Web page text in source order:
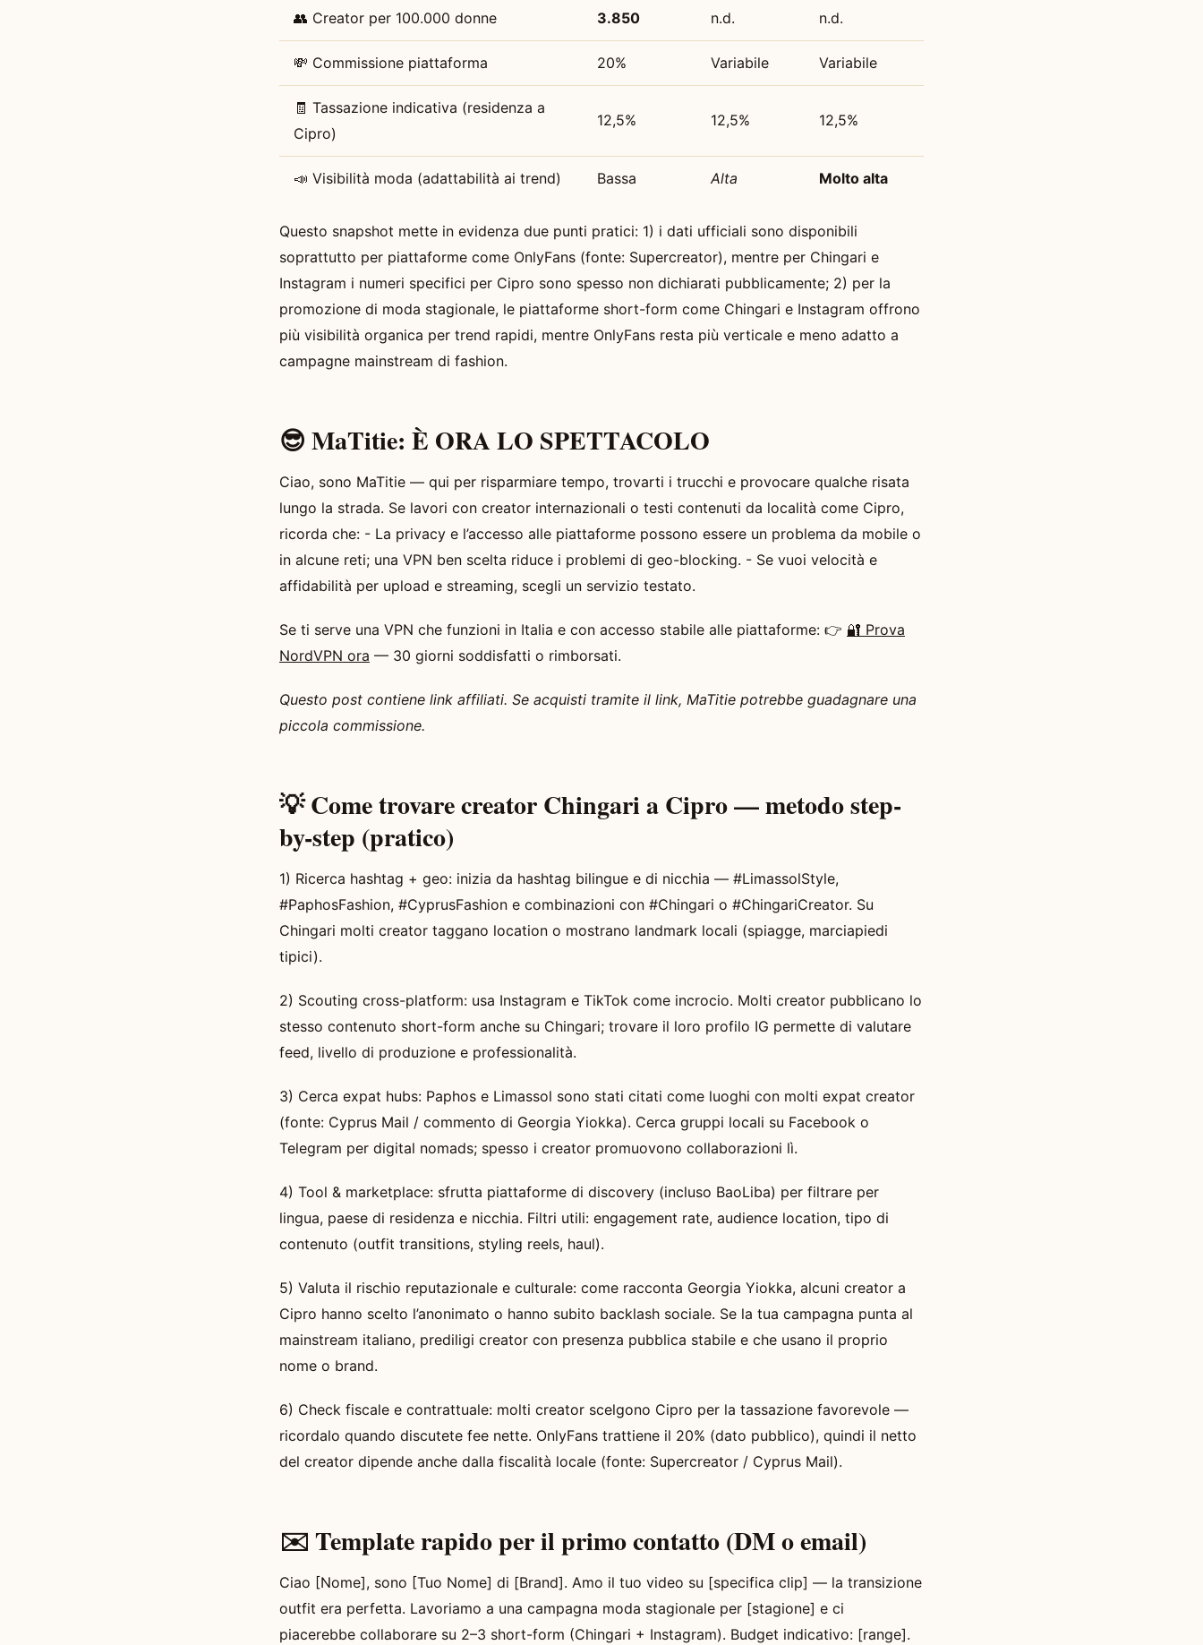
👥 Creator per 100.000 donne 3.850 n.d. n.d.
💸 Commissione piattaforma 20% Variabile Variabile
🧾 Tassazione indicativa (residenza a
Cipro)
12,5% 12,5% 12,5%
📣 Visibilità moda (adattabilità ai trend) Bassa Alta Molto alta
Questo snapshot mette in evidenza due punti pratici: 1) i dati ufficiali sono disponibili
soprattutto per piattaforme come OnlyFans (fonte: Supercreator), mentre per Chingari e
Instagram i numeri specifici per Cipro sono spesso non dichiarati pubblicamente; 2) per la
promozione di moda stagionale, le piattaforme short-form come Chingari e Instagram offrono
più visibilità organica per trend rapidi, mentre OnlyFans resta più verticale e meno adatto a
campagne mainstream di fashion.
😎 MaTitie: È ORA LO SPETTACOLO
Ciao, sono MaTitie — qui per risparmiare tempo, trovarti i trucchi e provocare qualche risata
lungo la strada. Se lavori con creator internazionali o testi contenuti da località come Cipro,
ricorda che: - La privacy e l’accesso alle piattaforme possono essere un problema da mobile o
in alcune reti; una VPN ben scelta riduce i problemi di geo-blocking. - Se vuoi velocità e
affidabilità per upload e streaming, scegli un servizio testato.
Se ti serve una VPN che funzioni in Italia e con accesso stabile alle piattaforme: 👉 🔐 Prova
NordVPN ora — 30 giorni soddisfatti o rimborsati.
Questo post contiene link affiliati. Se acquisti tramite il link, MaTitie potrebbe guadagnare una
piccola commissione.
💡 Come trovare creator Chingari a Cipro — metodo step-
by-step (pratico)
1) Ricerca hashtag + geo: inizia da hashtag bilingue e di nicchia — #LimassolStyle,
#PaphosFashion, #CyprusFashion e combinazioni con #Chingari o #ChingariCreator. Su
Chingari molti creator taggano location o mostrano landmark locali (spiagge, marciapiedi
tipici).
2) Scouting cross-platform: usa Instagram e TikTok come incrocio. Molti creator pubblicano lo
stesso contenuto short-form anche su Chingari; trovare il loro profilo IG permette di valutare
feed, livello di produzione e professionalità.
3) Cerca expat hubs: Paphos e Limassol sono stati citati come luoghi con molti expat creator
(fonte: Cyprus Mail / commento di Georgia Yiokka). Cerca gruppi locali su Facebook o
Telegram per digital nomads; spesso i creator promuovono collaborazioni lì.
4) Tool & marketplace: sfrutta piattaforme di discovery (incluso BaoLiba) per filtrare per
lingua, paese di residenza e nicchia. Filtri utili: engagement rate, audience location, tipo di
contenuto (outfit transitions, styling reels, haul).
5) Valuta il rischio reputazionale e culturale: come racconta Georgia Yiokka, alcuni creator a
Cipro hanno scelto l’anonimato o hanno subito backlash sociale. Se la tua campagna punta al
mainstream italiano, prediligi creator con presenza pubblica stabile e che usano il proprio
nome o brand.
6) Check fiscale e contrattuale: molti creator scelgono Cipro per la tassazione favorevole —
ricordalo quando discutete fee nette. OnlyFans trattiene il 20% (dato pubblico), quindi il netto
del creator dipende anche dalla fiscalità locale (fonte: Supercreator / Cyprus Mail).
✉️ Template rapido per il primo contatto (DM o email)
Ciao [Nome], sono [Tuo Nome] di [Brand]. Amo il tuo video su [specifica clip] — la transizione
outfit era perfetta. Lavoriamo a una campagna moda stagionale per [stagione] e ci
piacerebbe collaborare su 2–3 short-form (Chingari + Instagram). Budget indicativo: [range].